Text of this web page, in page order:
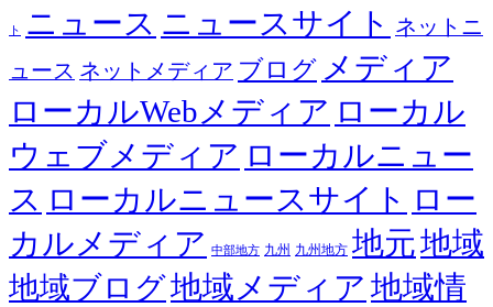
ト ニュース ニュースサイト ネットニ
ュース ネットメディア ブログ メディア
ローカルWebメディア ローカル
ウェブメディア ローカルニュー
ス ローカルニュースサイト ロー
カルメディア 中部地方 九州 九州地方 地元地域
地域ブログ地域メディア 地域情